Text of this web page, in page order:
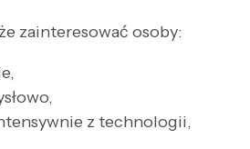
zainteresować osoby:
z technologii,